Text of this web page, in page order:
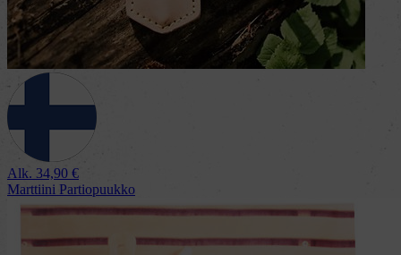
Alk. 34,90 €
Marttiini Partiopuukko